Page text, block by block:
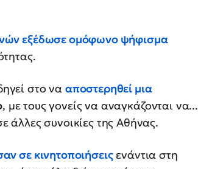
εξέδωσε ομόφωνο ψήφισμα
στο να αποστερηθεί μια
, με τους γονείς να αναγκάζονται να...
άλλες συνοικίες της Αθήνας.
σε κινητοποιήσειςενάντια στη